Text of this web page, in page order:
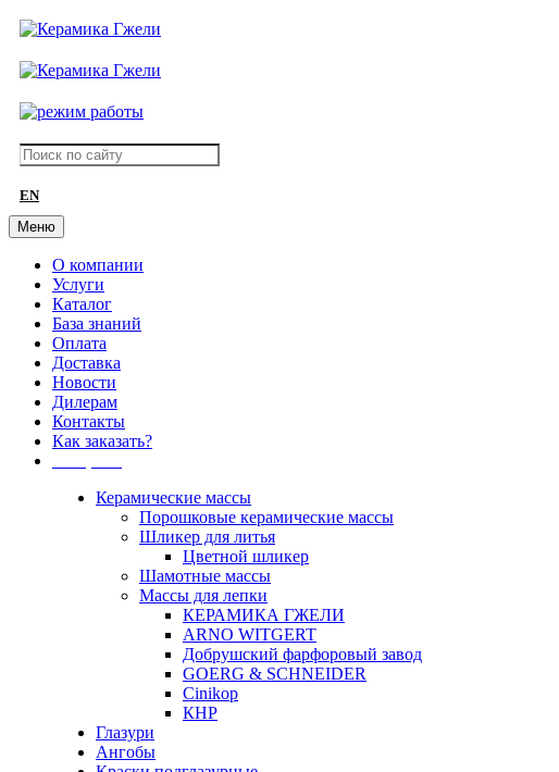
EN
Меню
О компании
Услуги
Каталог
База знаний
Оплата
Доставка
Новости
Дилерам
Контакты
Как заказать?
Керамические массы
Порошковые керамические массы
Шликер для литья
Цветной шликер
Шамотные массы
Массы для лепки
КЕРАМИКА ГЖЕЛИ
ARNO WITGERT
Добрушский фарфоровый завод
GOERG & SCHNEIDER
Cinikop
КНР
Глазури
Ангобы